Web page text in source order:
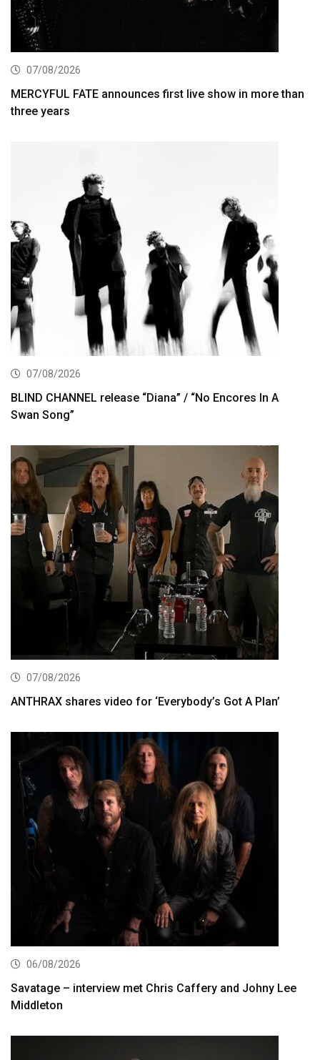
07/08/2026
MERCYFUL FATE announces first live show in more than
three years
07/08/2026
BLIND CHANNEL release “Diana” / “No Encores In A
Swan Song”
07/08/2026
ANTHRAX shares video for ‘Everybody’s Got A Plan’
06/08/2026
Savatage – interview met Chris Caffery and Johny Lee
Middleton